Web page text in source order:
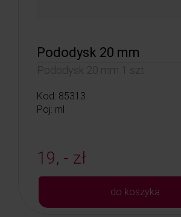
Pododysk 20 mm
Pododysk 20 mm 1 szt.
Kod: 85313
Poj: ml
19, - zł
do koszyka